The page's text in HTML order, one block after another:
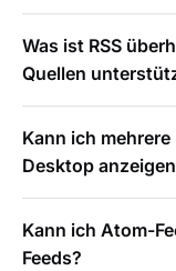
Was ist RSS
Quellen
Kann ich
Desktop
Kann ich Atom-
Feeds?